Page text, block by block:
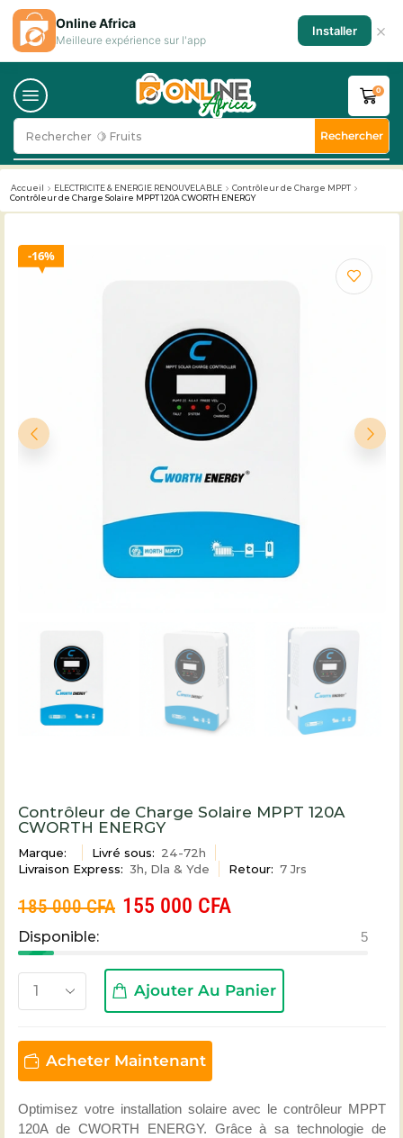
Rechercher 🍋 Fruits Rechercher
0
Accueil ELECTRICITE & ENERGIE RENOUVELABLE
Contrôleur de Charge MPPT
Contrôleur de Charge Solaire MPPT 120A CWORTH ENERGY
16%
Contrôleur de Charge Solaire MPPT 120A
CWORTH ENERGY
Marque: Livré sous: 24-72h
Livraison Express: 3h, Dla & Yde Retour: 7 Jrs
185 000CFA 155 000 CFA
Disponible: 5
Ajouter Au Panier
Acheter Maintenant
Optimisez votre installation solaire avec le contrôleur MPPT
120A de CWORTH ENERGY. Grâce à sa technologie de
Online Africa
Meilleure expérience sur l'app
Installer ×